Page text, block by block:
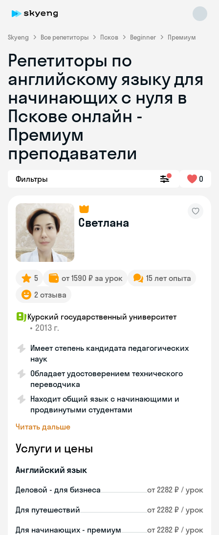
Skyeng Все репетиторы Псков Beginner Премиум
Репетиторы по
английскому языку для
начинающих с нуля в
Пскове онлайн -
Премиум
преподаватели
Фильтры 0
Светлана
5 от 1590 ₽ за урок
15 лет опыта
2 отзыва
Курский государственный университет
• 2013 г.
Имеет степень кандидата педагогических
наук
Обладает удостоверением технического
переводчика
Находит общий язык с начинающими и
продвинутыми студентами
Читать дальше
Услуги и цены
Английский язык
Деловой - для бизнеса от 2282 ₽ / урок
Для путешествий от 2282 ₽ / урок
Для начинающих - премиум от 2282 ₽ / урок
online